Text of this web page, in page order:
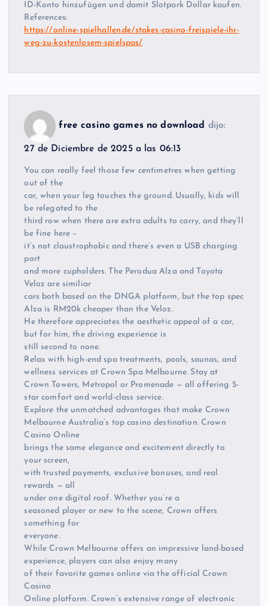
ID-Konto hinzufügen und damit Slotpark Dollar kaufen.
References:
https://online-spielhallen.de/stakes-casino-freispiele-ihr-
weg-zu-kostenlosem-spielspas/
free casino games no download dijo:
27 de Diciembre de 2025 a las 06:13
You can really feel those few centimetres when getting
out of the
car, when your leg touches the ground. Usually, kids will
be relegated to the
third row when there are extra adults to carry, and they’ll
be fine here –
it’s not claustrophobic and there’s even a USB charging
port
and more cupholders. The Perodua Alza and Toyota
Veloz are similiar
cars both based on the DNGA platform, but the top spec
Alza is RM20k cheaper than the Veloz.
He therefore appreciates the aesthetic appeal of a car,
but for him, the driving experience is
still second to none.
Relax with high-end spa treatments, pools, saunas, and
wellness services at Crown Spa Melbourne. Stay at
Crown Towers, Metropol or Promenade — all offering 5-
star comfort and world-class service.
Explore the unmatched advantages that make Crown
Melbourne Australia’s top casino destination. Crown
Casino Online
brings the same elegance and excitement directly to
your screen,
with trusted payments, exclusive bonuses, and real
rewards — all
under one digital roof. Whether you’re a
seasoned player or new to the scene, Crown offers
something for
everyone.
While Crown Melbourne offers an impressive land-based
experience, players can also enjoy many
of their favorite games online via the official Crown
Casino
Online platform. Crown’s extensive range of electronic